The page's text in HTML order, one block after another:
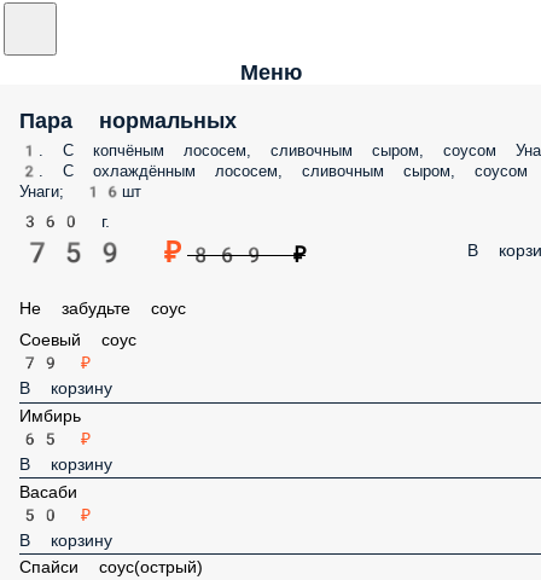
Меню
Пара нормальных
1. С копчёным лососем, сливочным сыром, соусом
2. С охлаждённым лососем, сливочным сыром, соусом
Унаги; 16шт
360 г.
759 ₽ 869 ₽ В
Не забудьте соус
Соевый соус
79 ₽
В корзину
Имбирь
65 ₽
В корзину
Васаби
50 ₽